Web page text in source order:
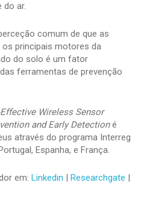
do ar.
comum de que as
principais motores da
do solo é um fator
ferramentas de prevenção
Wireless Sensor
and Early Detectioné
através do programa Interreg
Espanha, e França.
em: Linkedin Researchgate